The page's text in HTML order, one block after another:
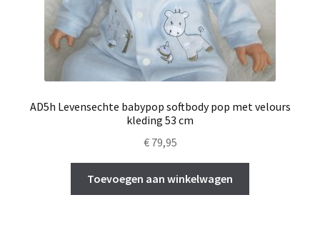
AD5h Levensechte babypop softbody pop met velours
kleding 53 cm
€79,95
Toevoegen aan winkelwagen